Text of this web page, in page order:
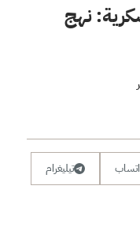
نهج
تيليغرام